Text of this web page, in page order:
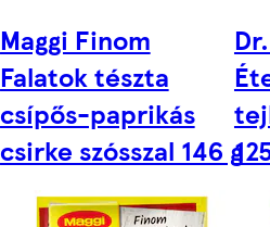
Maggi Finom
Falatok tészta
csípős-paprikás
csirke szósszal 146 g